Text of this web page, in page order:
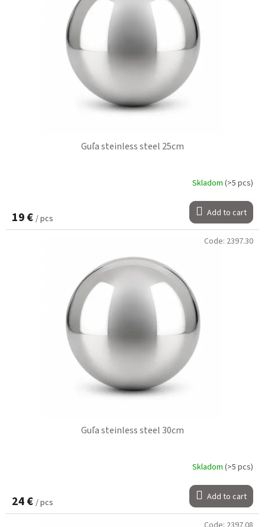
Guľa steinless steel 25cm
Skladom (>5 pcs)
19 € / pcs Add to cart
Guľa steinless steel 30cm
Skladom (>5 pcs)
24 € / pcs Add to cart
Code: 2397.30